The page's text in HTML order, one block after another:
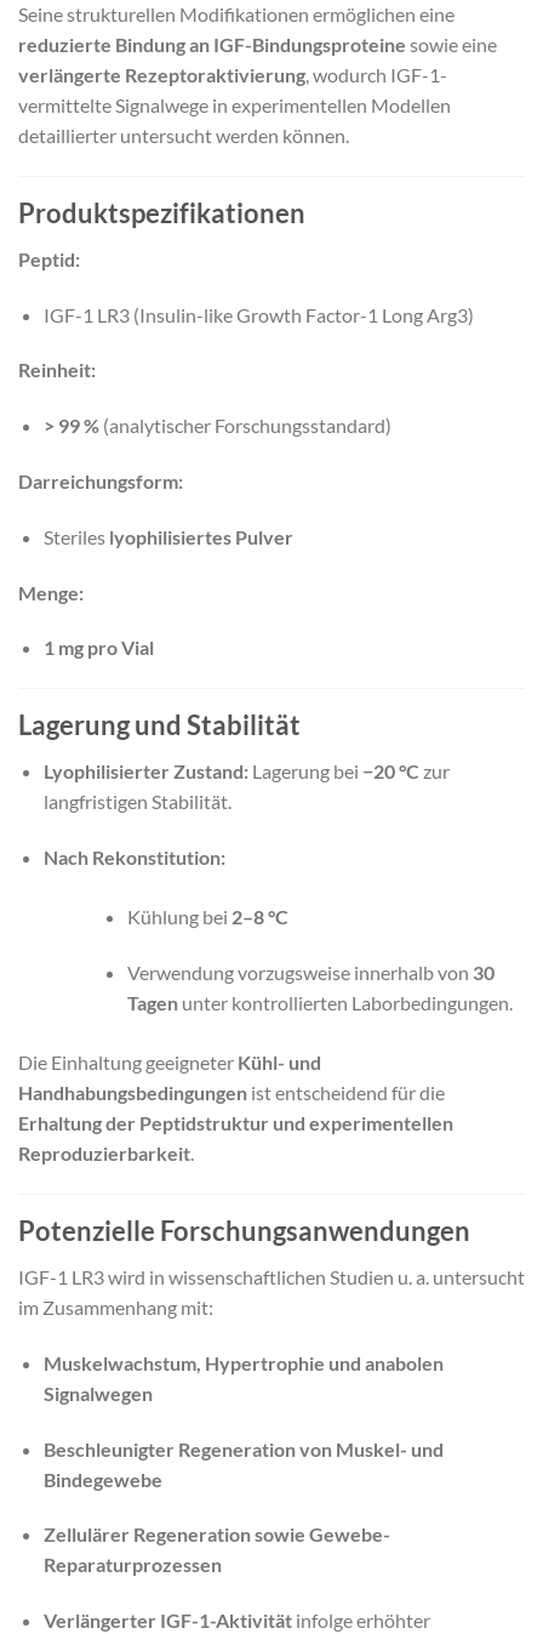
Seine strukturellen Modifikationen ermöglichen eine
reduzierte Bindung an IGF-Bindungsproteine sowie eine
verlängerte Rezeptoraktivierung, wodurch IGF-1-
vermittelte Signalwege in experimentellen Modellen
detaillierter untersucht werden können.
Produktspezifikationen
Peptid:
IGF-1 LR3 (Insulin-like Growth Factor-1 Long Arg3)
Reinheit:
> 99 %(analytischer Forschungsstandard)
Darreichungsform:
Steriles lyophilisiertes Pulver
Menge:
1 mg pro Vial
Lagerung und Stabilität
Lyophilisierter Zustand:Lagerung bei −20 °C zur
langfristigen Stabilität.
Nach Rekonstitution:
Kühlung bei 2–8 °C
Verwendung vorzugsweise innerhalb von 30
Tagenunter kontrollierten Laborbedingungen.
Die Einhaltung geeigneter Kühl- und
Handhabungsbedingungen ist entscheidend für die
Erhaltung der Peptidstruktur und experimentellen
Reproduzierbarkeit.
Potenzielle Forschungsanwendungen
IGF-1 LR3 wird in wissenschaftlichen Studien u. a. untersucht
im Zusammenhang mit:
Muskelwachstum, Hypertrophie und anabolen
Signalwegen
Beschleunigter Regeneration von Muskel- und
Bindegewebe
Zellulärer Regeneration sowie Gewebe-
Reparaturprozessen
Verlängerter IGF-1-Aktivitätinfolge erhöhter